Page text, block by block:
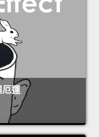
厄運